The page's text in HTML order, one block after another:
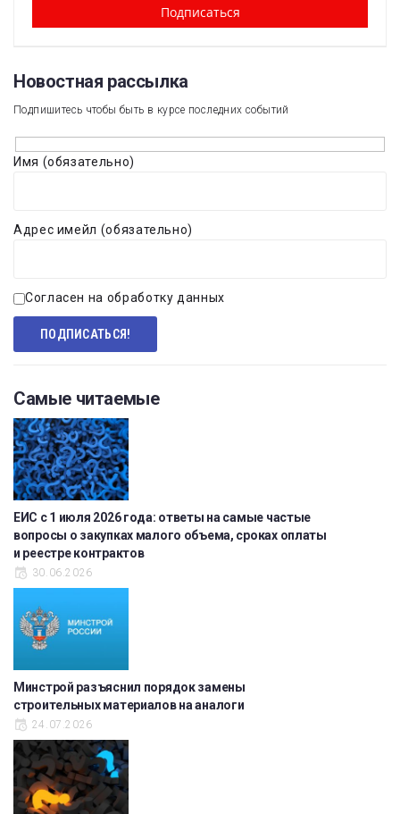
Новостная рассылка​
Подпишитесь чтобы быть в курсе последних событий
Имя (обязательно)
Адрес имейл (обязательно)
Согласен на обработку данных
Самые читаемые
ЕИС с 1 июля 2026 года: ответы на самые частые
вопросы о закупках малого объема, сроках оплаты
и реестре контрактов
30.06.2026
Минстрой разъяснил порядок замены
строительных материалов на аналоги
24.07.2026